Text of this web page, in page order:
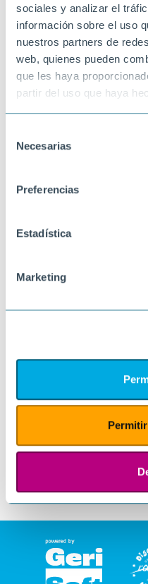
sociales y analizar el
información sobre el uso
nuestros partners de
web, quienes pueden
que les haya
partir del uso que haya
Necesarias
Preferencias
Estadística
Marketing